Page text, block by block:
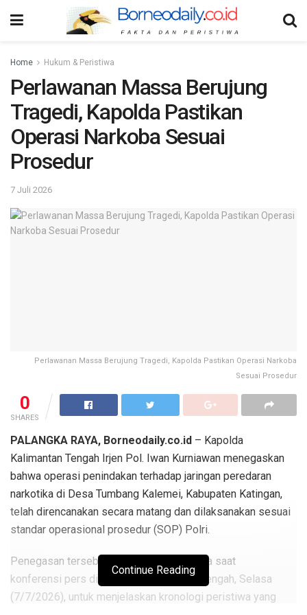
Home Hukum & Peristiwa
Perlawanan Massa Berujung
Tragedi, Kapolda Pastikan
Operasi Narkoba Sesuai
Prosedur
7 Juli 2026
Perlawanan Massa Berujung Tragedi, Kapolda Pastikan Operasi Narkoba
Sesuai Prosedur
0
SHARES
PALANGKA RAYA, Borneodaily.co.id – Kapolda
Kalimantan Tengah Irjen Pol. Iwan Kurniawan menegaskan
bahwa operasi penindakan terhadap jaringan peredaran
narkotika di Desa Tumbang Kalemei, Kabupaten Katingan,
telah direncanakan secara matang dan dilaksanakan sesuai
standar operasional prosedur (SOP) Polri.
Penegasan tersebut disampaikan Kapolda saat
konferensi pers di Mapolda Kalimantan Tengah, Selasa
(7/7/2026), untuk menjelaskan kronologi peristiwa yang
Continue Reading